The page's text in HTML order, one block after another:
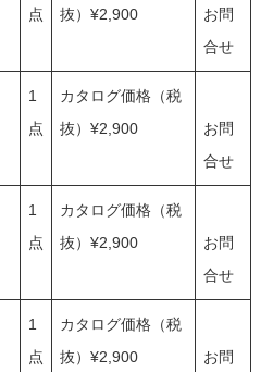
点
抜）¥2,900
お問
合せ
1
点
カタログ価格（税
抜）¥2,900
お問
合せ
1
点
カタログ価格（税
抜）¥2,900
お問
合せ
1
点
カタログ価格（税
抜）¥2,900
お問